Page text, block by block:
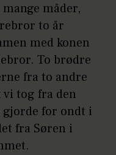
måder,
to år
med konen
To brødre
fra to andre
vi tog fra den
gjorde for ondt i
fra Søren i